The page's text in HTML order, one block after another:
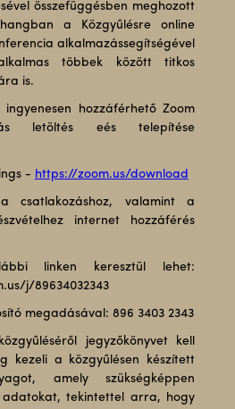
összefüggésben meghozott
a Közgyűlésre online
alkalmazássegítségével
többek között titkos
is.
hozzáférhető Zoom
letöltés eés telepítése
- https://zoom.us/download
csatlakozáshoz, valamint a
internet hozzáférés
linken keresztül lehet:
j/89634032343
megadásával: 896 3403 2343
jegyzőkönyvet kell
kezeli a közgyűlésen készített
amely szükségképpen
adatokat, tekintettel arra, hogy